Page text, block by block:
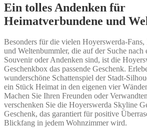
Ein tolles Andenken für
Heimatverbundene und
Besonders für die vielen Hoyerswerda-
und Weltenbummler, die auf der Suche nach
Souvenir oder Andenken sind, ist die
Geschenkbox das passende Geschenk.
wunderschöne Schattenspiel der Stadt-
ein Stück Heimat in den eigenen vier
Machen Sie Ihren Freunden oder
verschenken Sie die Hoyerswerda Skyline
Geschenk, das garantiert für positive
Blickfang in jedem Wohnzimmer wird.